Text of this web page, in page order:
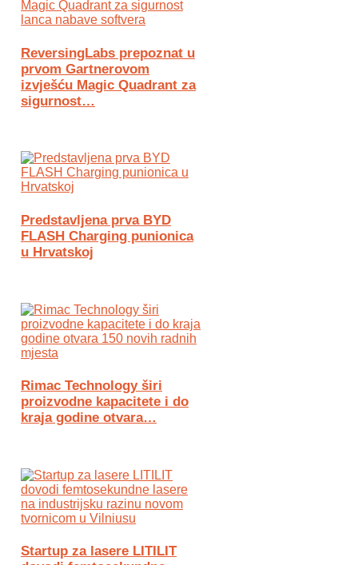
ReversingLabs prepoznat u
prvom Gartnerovom
izvješću Magic Quadrant za
sigurnost…
Predstavljena prva BYD
FLASH Charging punionica
u Hrvatskoj
Rimac Technology širi
proizvodne kapacitete i do
kraja godine otvara…
Startup za lasere LITILIT